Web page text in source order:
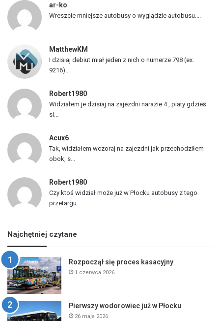
o
j
w
ar-ko
Wreszcie mniejsze autobusy o wyglądzie autobusu....
MatthewKM
I dzisiaj debiut miał jeden z nich o numerze 798 (ex.
9216)...
Robert1980
Widziałem je dzisiaj na zajezdni narazie 4 , piaty gdzieś
si...
Acux6
Tak, widziałem wczoraj na zajezdni jak przechodziłem
obok, s...
Robert1980
Czy ktoś widział może już w Płocku autobusy z tego
przetargu...
Najchętniej czytane
Rozpoczął się proces kasacyjny
1 czerwca 2026
Pierwszy wodorowiec już w Płocku
26 maja 2026